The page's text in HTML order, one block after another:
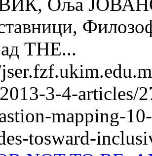
THE...
3-4-articles/
mapping-
tosward-